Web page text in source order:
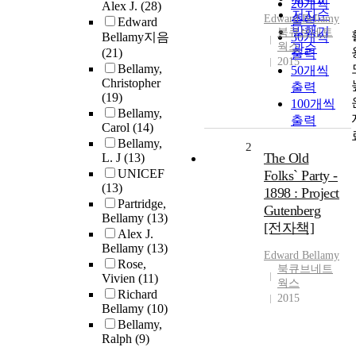
Alex J. (28)
Edward
Bellamy지음
(21)
Bellamy,
Christopher
(19)
Bellamy,
Carol (14)
Bellamy,
L. J (13)
UNICEF
(13)
Partridge,
Bellamy (13)
Alex J.
Bellamy (13)
Rose,
Vivien (11)
Richard
Bellamy (10)
Bellamy,
Ralph (9)
저자순
발행기
관순
20개씩
출력
30개씩
출력
50개씩
출력
100개씩
출력
EdwardBellamy
북큐브네트
웍스
2015
2
The Old
Folks` Party -
1898 : Project
Gutenberg
[전자책]
Edward Bellamy
북큐브네트
웍스
2015